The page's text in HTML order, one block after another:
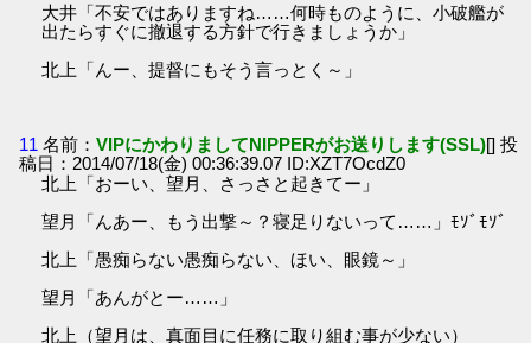
大井「不安ではありますね……何時ものように、小破艦が
出たらすぐに撤退する方針で行きましょうか」
北上「んー、提督にもそう言っとく～」
11 名前：VIPにかわりましてNIPPERがお送りします(SSL)[] 投
稿日：2014/07/18(金) 00:36:39.07 ID:XZT7OcdZ0
北上「おーい、望月、さっさと起きてー」
望月「んあー、もう出撃～？寝足りないって……」ﾓｿﾞﾓｿﾞ
北上「愚痴らない愚痴らない、ほい、眼鏡～」
望月「あんがとー……」
北上（望月は、真面目に任務に取り組む事が少ない）